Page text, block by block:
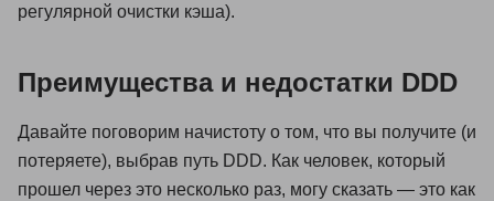
регулярной очистки кэша).
Преимущества и недостатки DDD
Давайте поговорим начистоту о том, что вы получите (и
потеряете), выбрав путь DDD. Как человек, который
прошел через это несколько раз, могу сказать — это как